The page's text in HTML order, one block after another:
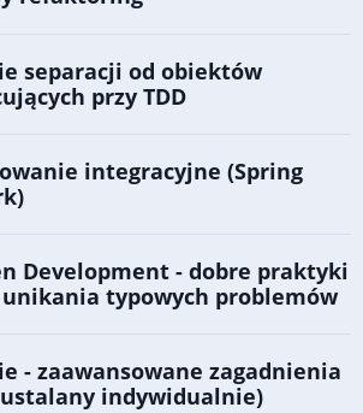
separacji od obiektów
przy TDD
integracyjne (Spring
Development - dobre praktyki
typowych problemów
- zaawansowane zagadnienia
indywidualnie)